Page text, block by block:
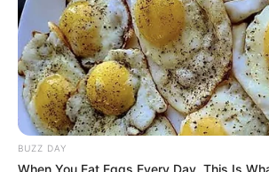
BUZZ DAY
When You Eat Eggs Every Day, This Is